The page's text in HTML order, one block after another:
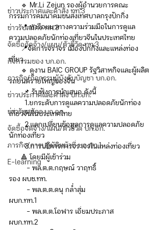
ข่าวประกาศและคำสั่ง ทท.3
ข่าวรับสมัคร ทท.3
จัดซื้อจัดจ้าง/แผน/ตัวชี้วัด ทท.3
กิจกรรมของ บก.อก.
ภารกิจ/กิจกรรมผู้บังคับบัญชา บก.อก.
ข่าวประกาศและคำสั่ง บก.อก.
ข่าวรับสมัคร บก.อก.
จัดซื้อจัดจ้าง/แผน/ตัวชี้วัด บก.อก.
ภารกิจ/การปฏิบัติหน้าที่ บก.ทท.1
E-learning
      🔹 Mr.Li Zejun รองผู้อำนวยการคณะ
กรรมการคมนาคมขนส่งเทศบาลกรุงปักกิ่ง
      📍 หารือแนวทางความร่วมมือในการดูแล
ความปลอดภัยนักท่องเที่ยวจีนในประเทศไทย
      📍จัดการจราจร เมืองปักกิ่งและแหล่งท่อง
เที่ยว
รถยนต์รายใหญ่ของจีน
       📌 รับฟังการนำเสนอ ดังนี้
เที่ยวจีนในประเทศไทย
        2.แลกเปลี่ยนข้อมูลการดูแลความปลอดภัย
นักท่องเที่ยว
        3.การบริหารการจราจรในแหล่งท่องเที่ยว
      🔺 โดยมีผู้เข้าร่วม
         - พล.ต.ต.กฤษณ์ วาฤทธิ์
รอง ผบช.ทท.
         - พล.ต.ต.ดนุ กล่ำสุ่ม
ผบก.ทท.1
         - พล.ต.ต.โอฬาร เอี่ยมประภาส
ผบก.ทท.2